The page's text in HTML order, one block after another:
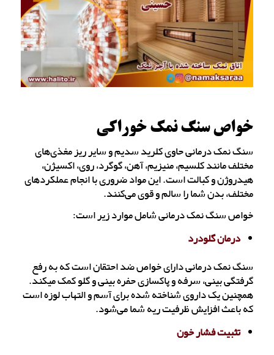
خواص سنگ نمک خوراکی
سنگ نمک درمانی حاوی کلرید سدیم و سایر ریز مغذی‌های
مختلف مانند کلسیم، منیزیم، آهن، گوگرد، روی، اکسیژن،
هیدروژن و کبالت است. این مواد ضروری با انجام عملکردهای
مختلف، بدن شما را سالم و قوی می‌کنند.
خواص سنگ نمک درمانی شامل موارد زیر است:
درمان گلودرد
سنگ نمک درمانی دارای خواص ضد احتقان است که به رفع
گرفتگی بینی، سرفه و پاکسازی حفره بینی و گلو کمک می‎کند.
همچنین یک داروی شناخته شده برای آسم و التهاب لوزه است
که باعث افزایش ظرفیت ریه شما می‌شود.
تثبیت فشار خون